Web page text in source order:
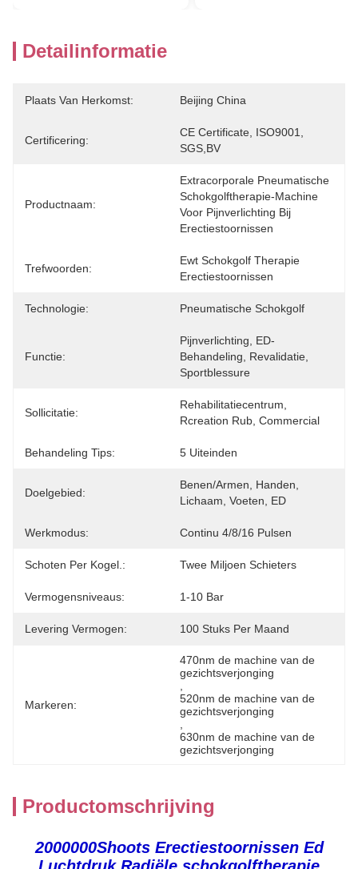
Detailinformatie
Plaats Van Herkomst: Beijing China
Certificering:
CE Certificate, ISO9001,
SGS,BV
Productnaam:
Extracorporale Pneumatische
Schokgolftherapie-Machine
Voor Pijnverlichting Bij
Erectiestoornissen
Trefwoorden:
Ewt Schokgolf Therapie
Erectiestoornissen
Technologie: Pneumatische Schokgolf
Functie:
Pijnverlichting, ED-
Behandeling, Revalidatie,
Sportblessure
Sollicitatie:
Rehabilitatiecentrum,
Rcreation Rub, Commercial
Behandeling Tips: 5 Uiteinden
Doelgebied:
Benen/armen, Handen,
Lichaam, Voeten, ED
Werkmodus: Continu 4/8/16 Pulsen
Schoten Per Kogel.: Twee Miljoen Schieters
Vermogensniveaus: 1-10 Bar
Levering Vermogen: 100 Stuks Per Maand
Markeren:
470nm de machine van de
gezichtsverjonging
520nm de machine van de
gezichtsverjonging
630nm de machine van de
gezichtsverjonging
Productomschrijving
2000000Shoots Erectiestoornissen Ed